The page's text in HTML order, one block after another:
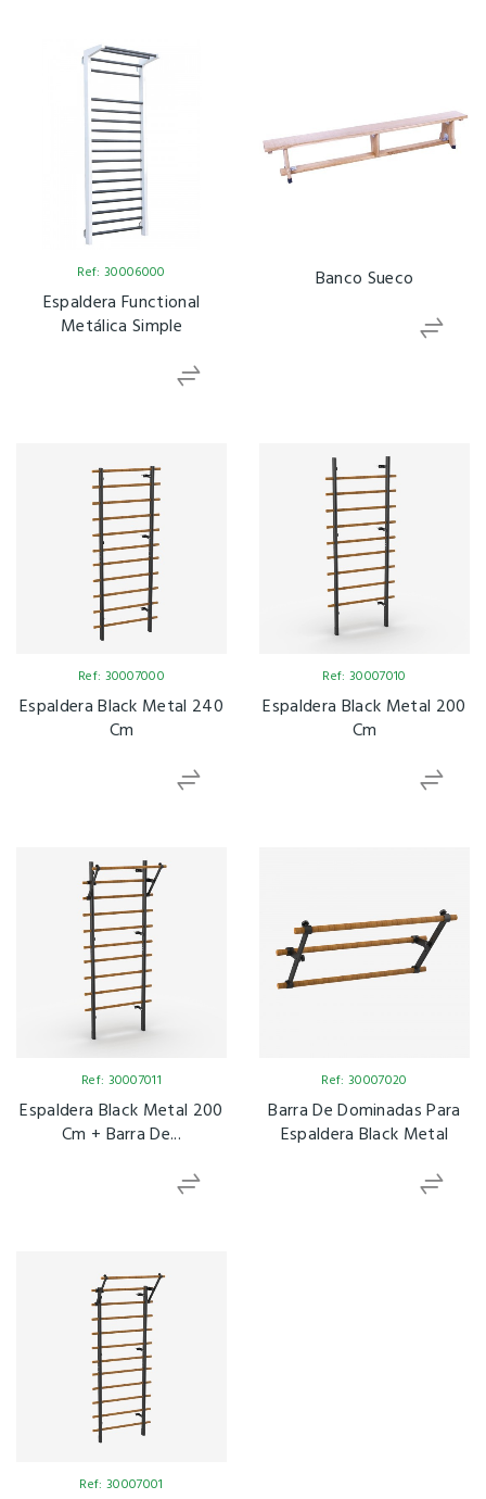
Ref: 30006000
Espaldera Functional
Metálica Simple
Banco Sueco
Ref: 30007000
Espaldera Black Metal 240
Cm
Ref: 30007010
Espaldera Black Metal 200
Cm
Ref: 30007011
Espaldera Black Metal 200
Cm + Barra De...
Ref: 30007020
Barra De Dominadas Para
Espaldera Black Metal
Ref: 30007001